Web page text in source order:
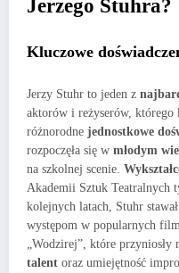
Jerzego Stuhra?
Kluczowe
Jerzy Stuhr to jeden z
aktorów i reżyserów, którego
różnorodne jednostkowe
rozpoczęła się w młodym
na szkolnej scenie.
Akademii Sztuk Teatralnych
kolejnych latach, Stuhr
występom w popularnych
„Wodzirej”, które przyniosły
talent oraz umiejętność